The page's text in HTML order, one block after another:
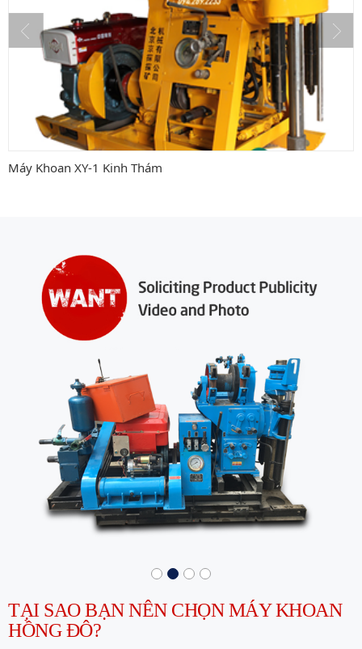
Vật tư máy khoan đập cáp
Vật tư khoan đập hơi
Máy Khoan XY-1 Kinh Thám
TẠI SAO BẠN NÊN CHỌN MÁY KHOAN
HỒNG ĐÔ?